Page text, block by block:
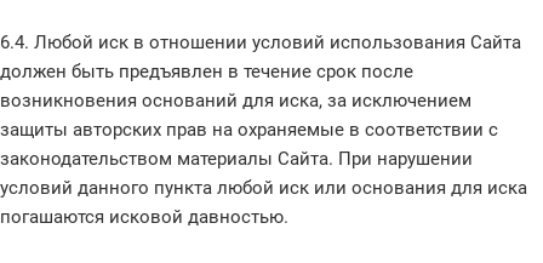
6.4. Любой иск в отношении условий использования Сайта
должен быть предъявлен в течение срок после
возникновения оснований для иска, за исключением
защиты авторских прав на охраняемые в соответствии с
законодательством материалы Сайта. При нарушении
условий данного пункта любой иск или основания для иска
погашаются исковой давностью.